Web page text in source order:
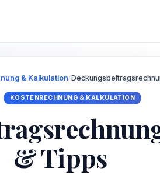
& Kalkulation/
KOSTENRECHNUNG & KALKULATION
& Tipps